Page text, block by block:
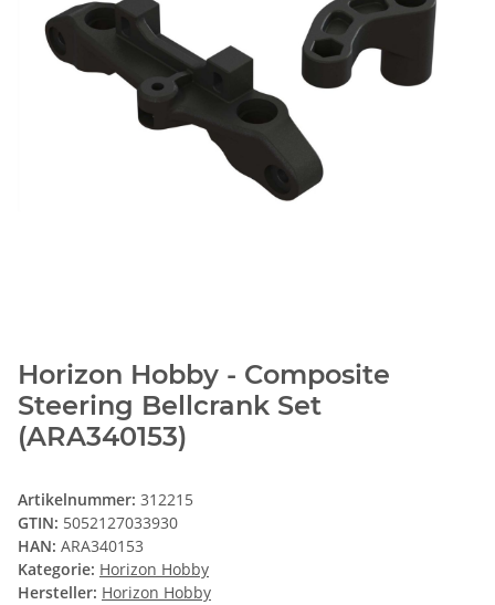
Horizon Hobby - Composite
Steering Bellcrank Set
(ARA340153)
Artikelnummer: 312215
GTIN: 5052127033930
HAN: ARA340153
Kategorie: Horizon Hobby
Hersteller: Horizon Hobby